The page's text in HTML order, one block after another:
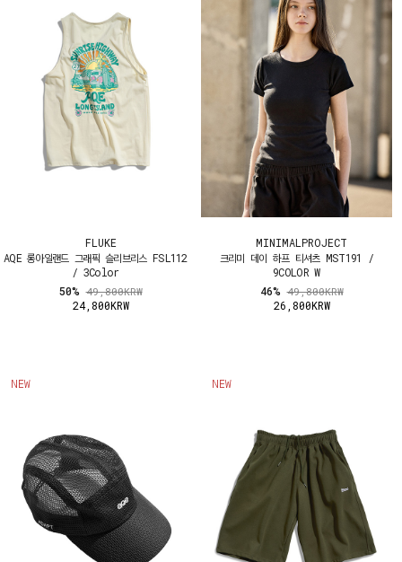
FLUKE
AQE 롱아일랜드 그래픽 슬리브리스 FSL112
/ 3Color
50%49,800KRW
24,800KRW
MINIMALPROJECT
크리미 데이 하프 티셔츠 MST191 /
9COLOR W
46%49,800KRW
26,800KRW
NEW NEW